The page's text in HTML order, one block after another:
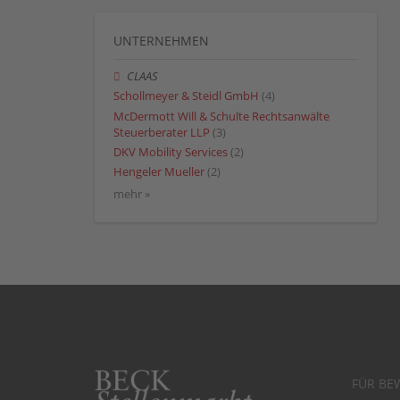
UNTERNEHMEN
CLAAS
Schollmeyer & Steidl GmbH (4)
McDermott Will & Schulte Rechtsanwälte
Steuerberater LLP (3)
DKV Mobility Services (2)
Hengeler Mueller (2)
mehr »
FÜR